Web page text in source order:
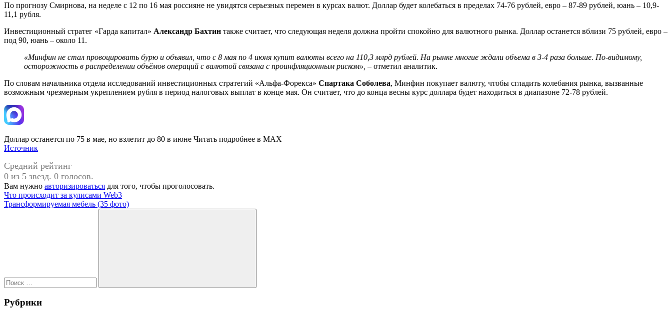
По прогнозу Смирнова, на неделе с 12 по 16 мая россияне не увидятся серьезных перемен в курсах валют. Доллар будет колебаться в пределах 74-76 рублей, евро – 87-89 рублей, юань – 10,9-
11,1 рубля.
Инвестиционный стратег «Гарда капитал» Александр Бахтин также считает, что следующая неделя должна пройти спокойно для валютного рынка. Доллар останется вблизи 75 рублей, евро –
под 90, юань – около 11.
«Минфин не стал провоцировать бурю и объявил, что с 8 мая по 4 июня купит валюты всего на 110,3 млрд рублей. На рынке многие ждали объема в 3-4 раза больше. По-видимому,
осторожность в распределении объёмов операций с валютой связана с проинфляционным риском», – отметил аналитик.
По словам начальника отдела исследований инвестиционных стратегий «Альфа-Форекса» Спартака Соболева, Минфин покупает валюту, чтобы сгладить колебания рынка, вызванные
возможным чрезмерным укреплением рубля в период налоговых выплат в конце мая. Он считает, что до конца весны курс доллара будет находиться в диапазоне 72-78 рублей.
Доллар останется по 75 в мае, но взлетит до 80 в июне Читать подробнее в MAX
Источник
Средний рейтинг
0 из 5 звезд. 0 голосов.
Вам нужно авторизироваться для того, чтобы проголосовать.
Навигация
по
Предыдущая
запись:
Что происходит за кулисами Web3
Следующая
Трансформируемая мебель (35 фото)
Поиск
Рубрики